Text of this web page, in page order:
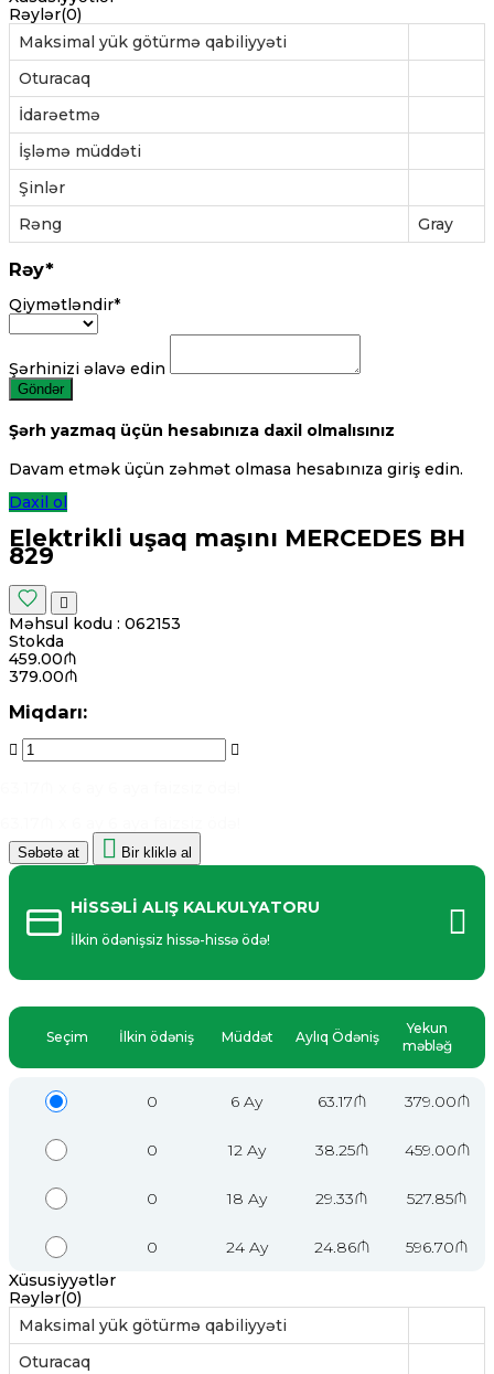
Rəylər(0)
Maksimal yük götürmə qabiliyyəti
Oturacaq
İdarəetmə
İşləmə müddəti
Şinlər
Rəng
Gray
Rəy*
Qiymətləndir*
Şərhinizi əlavə edin
Göndər
Şərh yazmaq üçün hesabınıza daxil olmalısınız
Davam etmək üçün zəhmət olmasa hesabınıza giriş edin.
Daxil ol
Elektrikli uşaq maşını MERCEDES BH
829
Məhsul kodu : 062153
Stokda
459.00₼
379.00₼
Miqdarı:
Səbətə at Bir kliklə al
HİSSƏLİ ALIŞ KALKULYATORU
İlkin ödənişsiz hissə-hissə ödə!
Seçim İlkin ödəniş Müddət Aylıq Ödəniş
Yekun
məbləğ
0 6 Ay 63.17₼ 379.00₼
0 12 Ay 38.25₼ 459.00₼
0 18 Ay 29.33₼ 527.85₼
0 24 Ay 24.86₼
596.70₼
Xüsusiyyətlər
Rəylər(0)
Maksimal yük götürmə qabiliyyəti
Oturacaq